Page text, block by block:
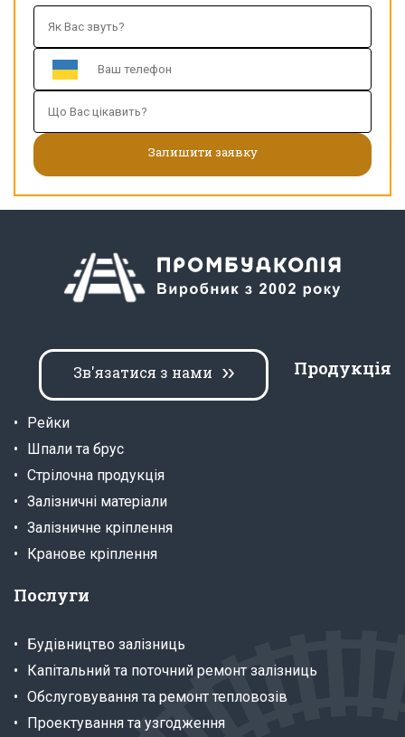
Послуги
Будівництво залізниць
Капітальний та поточний ремонт залізниць
Обслуговування та ремонт тепловозів
Проектування та узгодження
Продукція
Рейки
Шпали та брус
Стрілочна продукція
Залізничні матеріали
Залізничне кріплення
Кранове кріплення
Зв'язатися з нами